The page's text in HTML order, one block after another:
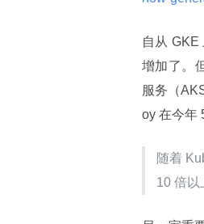
自从
增加了。
服务（
oy 在今年
随着
10 倍以